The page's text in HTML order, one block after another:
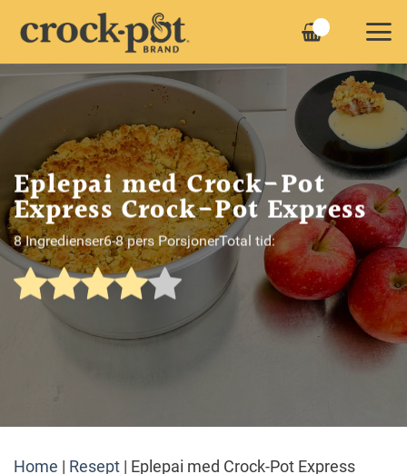
Eplepai med Crock-Pot
Express Crock-Pot Express
8 Ingredienser6-8 pers PorsjonerTotal tid:
Home Resept
Eplepai med Crock-Pot Express